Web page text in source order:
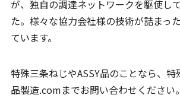
が、独自の調達ネットワークを駆使し
た。様々な協力会社様の技術が詰まっ
ています。
特殊三条ねじやASSY品のことなら、
品製造.comまでお問い合わせください。